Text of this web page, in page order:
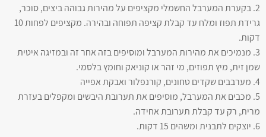
2. בקערת המערבל החשמלי מקציפים על מהירות גבוהה ביצים, סוכר,
גרידת תפוז ומלח עד קבלת קציפה תפוחה ובהירה. מקציפים לפחות 10
דקות.
3. מנמיכים את מהירות המערבל ומוסיפים בזה אחר זה ובמזיגה איטית
שמן זית, מיץ תפוזים, מי זהר או קוניאק וחומץ בלסמי.
4. מערבבים שקדים טחונים, קורנפלור ואבקת אפייה
5. מכבים את המערבל, מוסיפים את תערובת היבשים ומקפלים בעזרת
מרית, רק עד קבלת תערובת אחידה.
6. יוצקים לתבנית ומשהים 15 דקות.